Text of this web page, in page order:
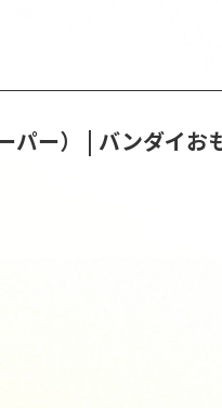
パー） | バンダイお